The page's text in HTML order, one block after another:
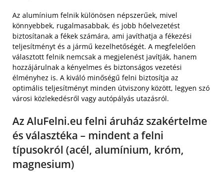
Az alumínium felnik különösen népszerűek, mivel
könnyebbek, rugalmasabbak, és jobb hőelvezetést
biztosítanak a fékek számára, ami javíthatja a fékezési
teljesítményt és a jármű kezelhetőségét. A megfelelően
választott felnik nemcsak a megjelenést javítják, hanem
hozzájárulnak a kényelmes és biztonságos vezetési
élményhez is. A kiváló minőségű felni biztosítja az
optimális teljesítményt minden útviszony között, legyen szó
városi közlekedésről vagy autópályás utazásról.
Az AluFelni.eu felni áruház szakértelme
és választéka – mindent a felni
típusokról (acél, alumínium, króm,
magnesium)